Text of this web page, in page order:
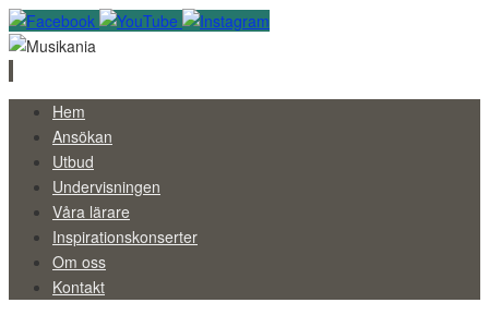
Skip
content
Hem
Ansökan
Utbud
Undervisningen
Våra lärare
Inspirationskonserter
Om oss
Kontakt